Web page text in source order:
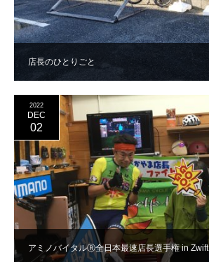
店長のひとりごと
アミノバイタルⓇ全日本最速店長選手権 in
2022
DEC
02